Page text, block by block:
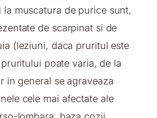
la muscatura de purice sunt,
de scarpinat si de
(leziuni, daca pruritul este
poate varia, de la
in general se agraveaza
cele mai afectate ale